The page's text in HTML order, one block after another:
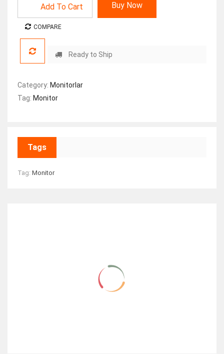
Add To Cart Buy Now
COMPARE
Ready to Ship
Category: Monitorlar
Tag: Monitor
Tags
Tag: Monitor